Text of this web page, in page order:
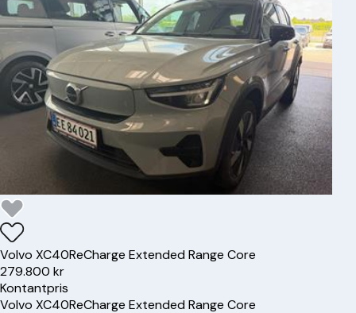
Volvo XC40ReCharge Extended Range Core
279.800 kr
Kontantpris
Volvo XC40ReCharge Extended Range Core